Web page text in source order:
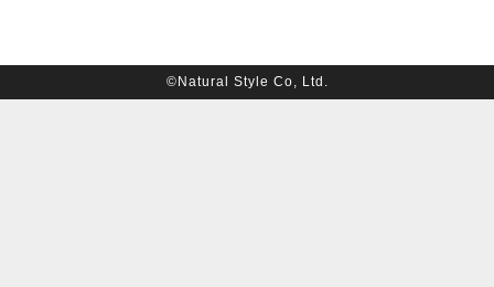
©Natural Style Co, Ltd.